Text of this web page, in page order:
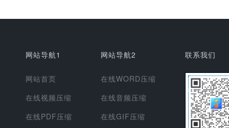
网站导航1
网站首页
在线视频压缩
在线PDF压缩
网站导航2
在线WORD压缩
在线音频压缩
在线GIF压缩
联系我们